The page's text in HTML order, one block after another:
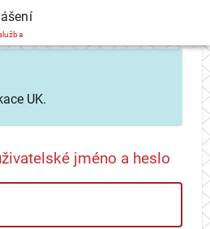
UK.
jméno a heslo